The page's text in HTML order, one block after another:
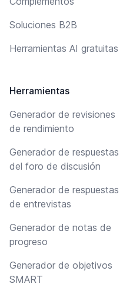
Soluciones B2B
Herramientas AI gratuitas
Herramientas
Generador de revisiones
de rendimiento
Generador de respuestas
del foro de discusión
Generador de respuestas
de entrevistas
Generador de notas de
progreso
Generador de objetivos
SMART